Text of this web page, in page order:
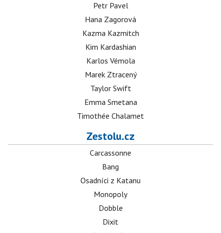
Petr Pavel
Hana Zagorová
Kazma Kazmitch
Kim Kardashian
Karlos Vémola
Marek Ztracený
Taylor Swift
Emma Smetana
Timothée Chalamet
Zestolu.cz
Carcassonne
Bang
Osadníci z Katanu
Monopoly
Dobble
Dixit